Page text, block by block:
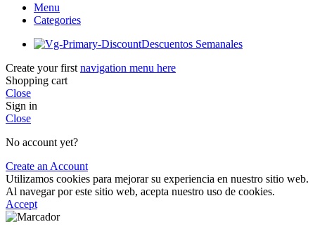
Menu
Categories
Descuentos Semanales
Create your first navigation menu here
Shopping cart
Close
Sign in
Close
No account yet?
Create an Account
Utilizamos cookies para mejorar su experiencia en nuestro sitio web.
Al navegar por este sitio web, acepta nuestro uso de cookies.
Accept